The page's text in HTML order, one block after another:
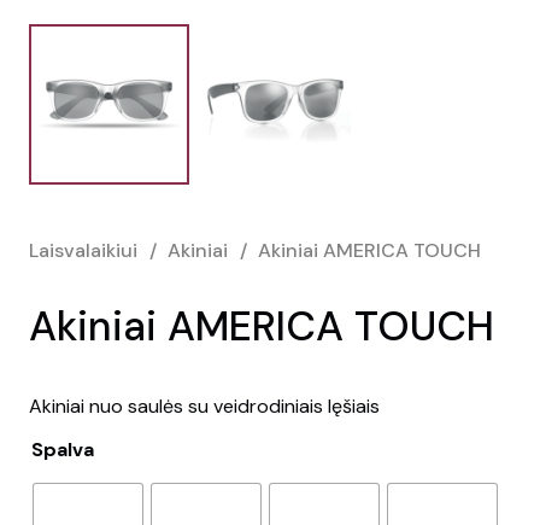
Laisvalaikiui / Akiniai / Akiniai AMERICA TOUCH
Akiniai AMERICA TOUCH
Akiniai nuo saulės su veidrodiniais lęšiais
Spalva